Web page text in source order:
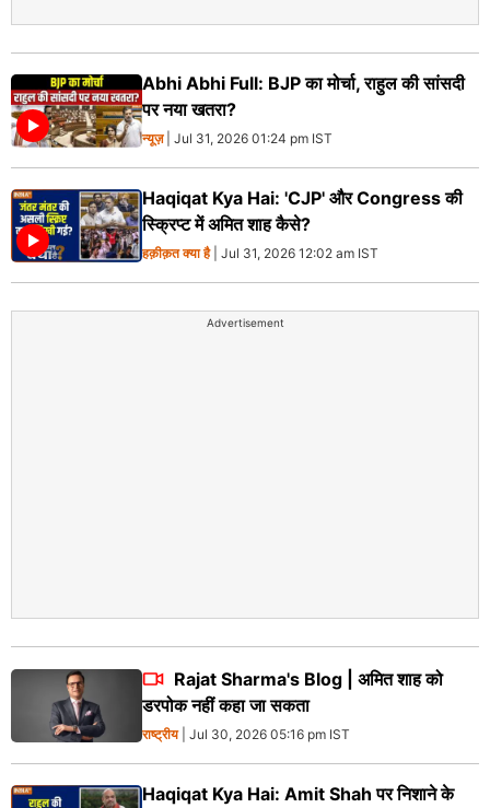
Abhi Abhi Full: BJP का मोर्चा, राहुल की सांसदी
पर नया खतरा?
न्यूज़| Jul 31, 2026 01:24 pm IST
Haqiqat Kya Hai: 'CJP' और Congress की
स्क्रिप्ट में अमित शाह कैसे?
हक़ीक़त क्या है| Jul 31, 2026 12:02 am IST
Advertisement
Rajat Sharma's Blog | अमित शाह को
डरपोक नहीं कहा जा सकता
राष्ट्रीय| Jul 30, 2026 05:16 pm IST
Haqiqat Kya Hai: Amit Shah पर निशाने के